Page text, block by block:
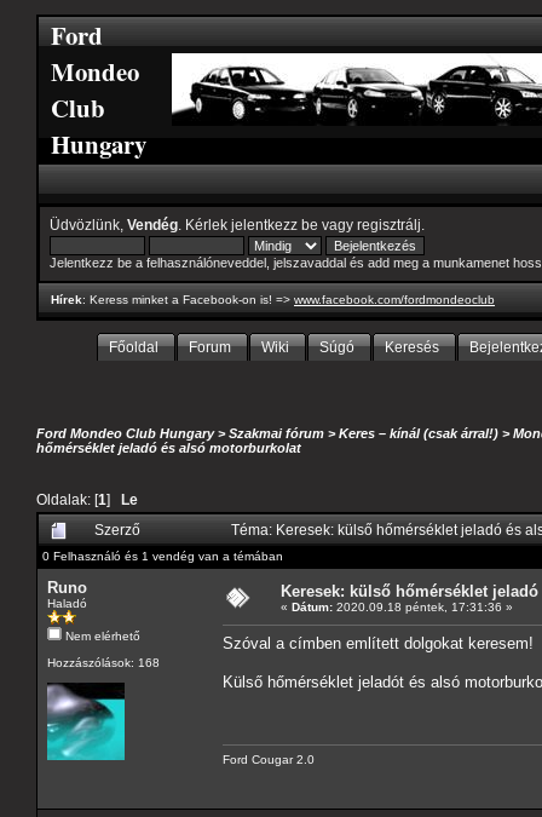
Ford
Mondeo
Club
Hungary
Üdvözlünk, Vendég . Kérlek jelentkezz be vagy regisztrálj
Jelentkezz be a felhasználóneveddel, jelszavaddal és add meg a munkamenet
Hírek: Keress minket a Facebook-on is! => www.facebook.com/fordmondeoclub
Főoldal Forum Wiki Súgó Keresés
Ford Mondeo Club Hungary>Szakmai fórum >Keres – kínál (csak árral!) >
hőmérséklet jeladó és alsó motorburkolat
Oldalak: [1] Le
Szerző
Téma: Keresek: külső hőmérséklet jeladó és
0 Felhasználó és 1 vendég van a témában
Runo
Haladó
Nem elérhető
Hozzászólások: 168
Keresek: külső hőmérséklet
« Dátum: 2020.09.18 péntek, 17:31:36 »
Szóval a címben említett dolgokat keresem!
Külső hőmérséklet jeladót és alsó
Ford Cougar 2.0